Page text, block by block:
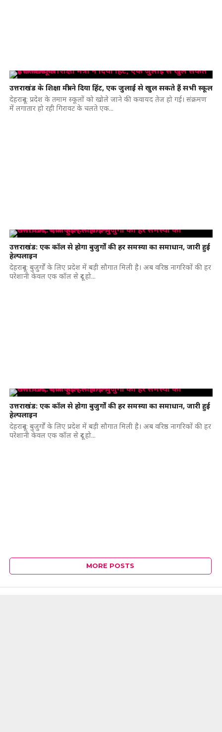
उत्तराखंड के शिक्षा मंत्री ने दिया हिंट, एक जुलाई से खुल सकते हैं सभी स्कूल
देहरादून: प्रदेश के तमाम स्कूलों को खोले जाने की कवायद तेज हो गई। संक्रमण
में लगातार हो रही गिरावट के चलते एक...
उत्तराखंड: एक कॉल से होगा बुजुर्गों की हर समस्या का समाधान, जारी हुई
हेल्पलाइन
देहरादून: बुजुर्गों के लिए प्रदेश में बड़ी सौगात मिली है। अब वरिष्ठ नागरिकों की हर
परेशानी केवल एक कॉल से दूर हो...
उत्तराखंड: एक कॉल से होगा बुजुर्गों की हर समस्या का समाधान, जारी हुई
हेल्पलाइन
देहरादून: बुजुर्गों के लिए प्रदेश में बड़ी सौगात मिली है। अब वरिष्ठ नागरिकों की हर
परेशानी केवल एक कॉल से दूर हो...
MORE POSTS